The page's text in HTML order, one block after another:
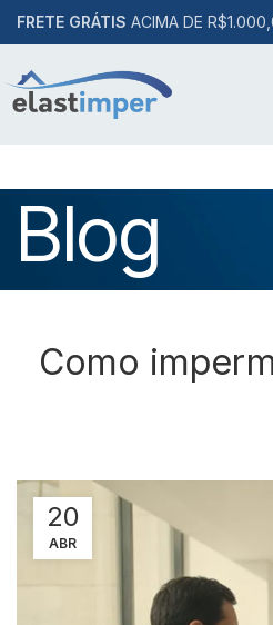
Blog
Como
20
ABR
FRETE GRÁTIS ACIMA DE